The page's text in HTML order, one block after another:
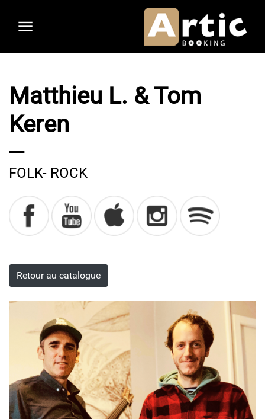
principal
Matthieu L. & Tom
Keren
----
FOLK- ROCK
Retour au catalogue